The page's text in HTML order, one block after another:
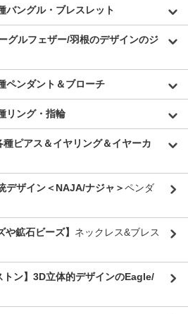
バングル・ブレスレット
グルフェザー/羽根のデザインのジ
ペンダント＆ブローチ
リング・指輪
ピアス＆イヤリング＆イヤーカ
デザイン＜NAJA/ナジャ＞ペンダ
鉱石ビーズ】 ネックレス&ブレス
ン】3D立体的デザインのEagle/